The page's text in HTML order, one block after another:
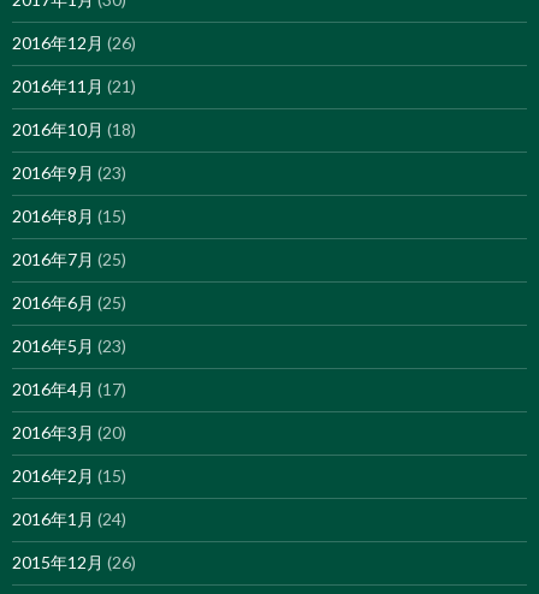
2016年12月 (26)
2016年11月 (21)
2016年10月 (18)
2016年9月 (23)
2016年8月 (15)
2016年7月 (25)
2016年6月 (25)
2016年5月 (23)
2016年4月 (17)
2016年3月 (20)
2016年2月 (15)
2016年1月 (24)
2015年12月 (26)